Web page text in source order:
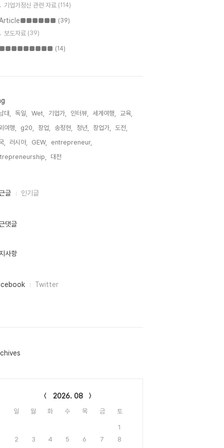
기업가정신 관련 자료 (114)
(39)
보도자료 (39)
(14)
대, 독일, Wet, 기업가, 인터뷰, 세계여행,
교육,
여행,
g20, 창업, 송정현, 청년, 창업가,
도전,
,
러시아, GEW,
entrepreneur,
대전,
글 인기글
댓글
사항
Twitter
2026. 08
일 월 화 수 목 금 토
1
2
3 4 5 6 7
8